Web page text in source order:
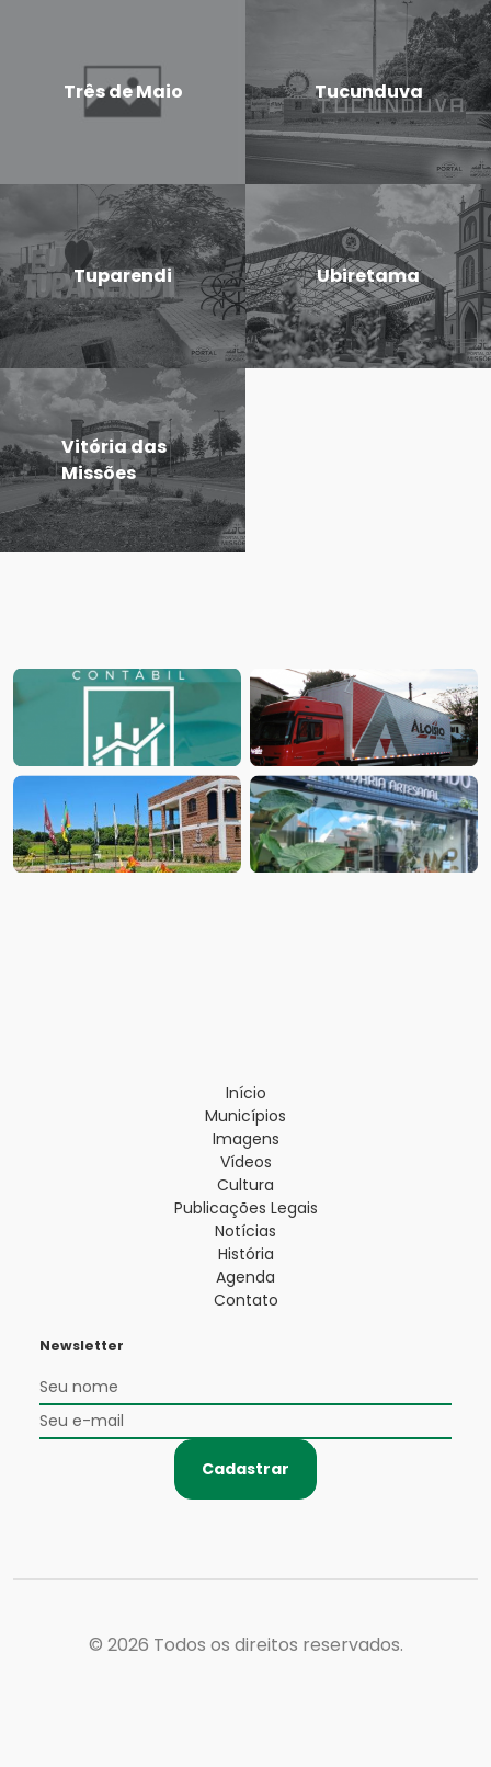
Três de Maio Tucunduva
Tuparendi Ubiretama
Vitória das
Missões
Início
Municípios
Imagens
Vídeos
Cultura
Publicações Legais
Notícias
História
Agenda
Contato
Newsletter
Cadastrar
© 2026 Todos os direitos reservados.